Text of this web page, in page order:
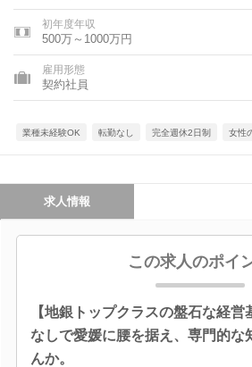
初年度年収
500万～1000万円
雇用形態
契約社員
業種未経験OK 転勤なし 完全週休2日制 女性
求人情報
この求人のポイ
【地銀トップクラスの盤石な経営
なしで愛媛に腰を据え、専門的な
んか。